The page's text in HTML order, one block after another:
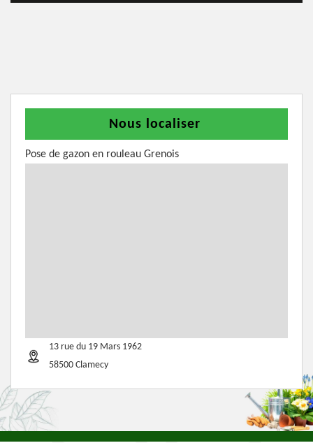
Nous localiser
Pose de gazon en rouleau Grenois
13 rue du 19 Mars 1962
58500 Clamecy